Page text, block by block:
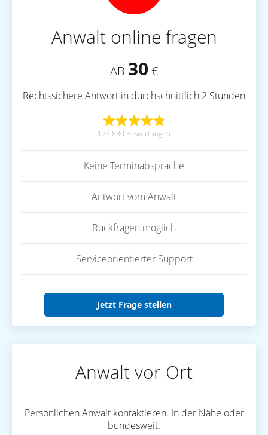
Anwalt online fragen
AB 30 €
Rechtssichere Antwort in durchschnittlich 2 Stunden
123.830 Bewertungen
Keine Terminabsprache
Antwort vom Anwalt
Rückfragen möglich
Serviceorientierter Support
Jetzt Frage stellen
Anwalt vor Ort
Persönlichen Anwalt kontaktieren. In der Nähe oder
bundesweit.